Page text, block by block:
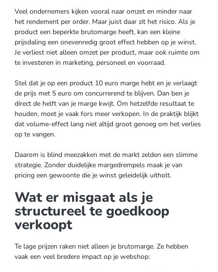
Veel ondernemers kijken vooral naar omzet en minder naar
het rendement per order. Maar juist daar zit het risico. Als je
product een beperkte brutomarge heeft, kan een kleine
prijsdaling een onevenredig groot effect hebben op je winst.
Je verliest niet alleen omzet per product, maar ook ruimte om
te investeren in marketing, personeel en voorraad.
Stel dat je op een product 10 euro marge hebt en je verlaagt
de prijs met 5 euro om concurrerend te blijven. Dan ben je
direct de helft van je marge kwijt. Om hetzelfde resultaat te
houden, moet je vaak fors meer verkopen. In de praktijk blijkt
dat volume-effect lang niet altijd groot genoeg om het verlies
op te vangen.
Daarom is blind meezakken met de markt zelden een slimme
strategie. Zonder duidelijke margedrempels maak je van
pricing een gewoonte die je winst geleidelijk uitholt.
Wat er misgaat als je
structureel te goedkoop
verkoopt
Te lage prijzen raken niet alleen je brutomarge. Ze hebben
vaak een veel bredere impact op je webshop: